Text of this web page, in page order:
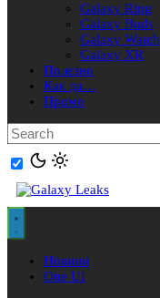
Galaxy Ring
Galaxy Buds
Galaxy Watch
Galaxy XR
Полезно
Как да…
Промо
Новини
One UI